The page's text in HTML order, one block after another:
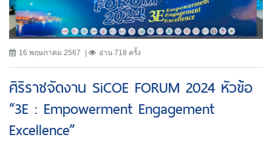
16 พฤษภาคม 2567 อ่าน 718 ครั้ง
ศิริราชจัดงาน SiCOE FORUM 2024 หัวข้อ
“3E : Empowerment Engagement
Excellence”